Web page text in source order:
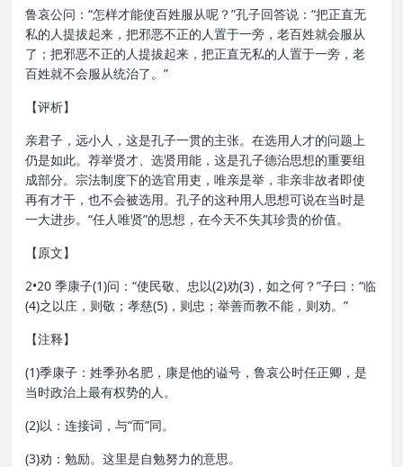
鲁哀公问：“怎样才能使百姓服从呢？”孔子回答说：“把正直无
私的人提拔起来，把邪恶不正的人置于一旁，老百姓就会服从
了；把邪恶不正的人提拔起来，把正直无私的人置于一旁，老
百姓就不会服从统治了。”
【评析】
亲君子，远小人，这是孔子一贯的主张。在选用人才的问题上
仍是如此。荐举贤才、选贤用能，这是孔子德治思想的重要组
成部分。宗法制度下的选官用吏，唯亲是举，非亲非故者即使
再有才干，也不会被选用。孔子的这种用人思想可说在当时是
一大进步。“任人唯贤”的思想，在今天不失其珍贵的价值。
【原文】
2•20 季康子(1)问：“使民敬、忠以(2)劝(3)，如之何？”子曰：“临
(4)之以庄，则敬；孝慈(5)，则忠；举善而教不能，则劝。”
【注释】
(1)季康子：姓季孙名肥，康是他的谥号，鲁哀公时任正卿，是
当时政治上最有权势的人。
(2)以：连接词，与“而”同。
(3)劝：勉励。这里是自勉努力的意思。